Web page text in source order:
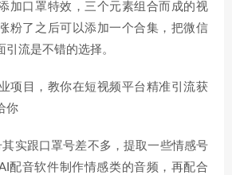
加口罩特效，三个元素组合而成的视
粉了之后可以添加一个合集，把微信
流是不错的选择。
其实跟口罩号差不多，提取一些情感号
配音软件制作情感类的音频，再配合